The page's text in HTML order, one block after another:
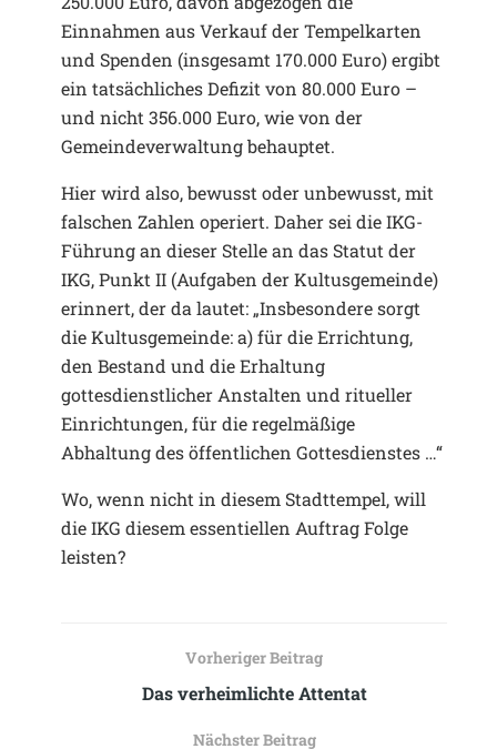
Einnahmen aus Verkauf der Tempelkarten
und Spenden (insgesamt 170.000 Euro) ergibt
ein tatsächliches Defizit von 80.000 Euro –
und nicht 356.000 Euro, wie von der
Gemeindeverwaltung behauptet.
Hier wird also, bewusst oder unbewusst, mit
falschen Zahlen operiert. Daher sei die IKG-
Führung an dieser Stelle an das Statut der
IKG, Punkt II (Aufgaben der Kultusgemeinde)
erinnert, der da lautet: „Insbesondere sorgt
die Kultusgemeinde: a) für die Errichtung,
den Bestand und die Erhaltung
gottesdienstlicher Anstalten und ritueller
Einrichtungen, für die regelmäßige
Abhaltung des öffentlichen Gottesdienstes …“
Wo, wenn nicht in diesem Stadttempel, will
die IKG diesem essentiellen Auftrag Folge
leisten?
Vorheriger Beitrag
Das verheimlichte Attentat
Nächster Beitrag